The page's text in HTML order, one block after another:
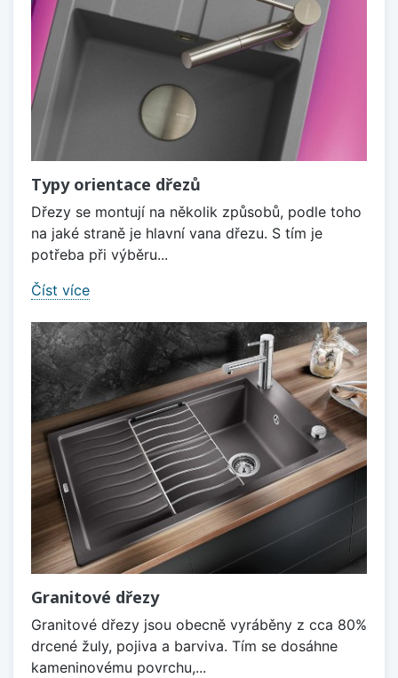
Typy orientace dřezů
Dřezy se montují na několik způsobů, podle toho
na jaké straně je hlavní vana dřezu. S tím je
potřeba při výběru...
Číst více
Granitové dřezy
Granitové dřezy jsou obecně vyráběny z cca 80%
drcené žuly, pojiva a barviva. Tím se dosáhne
kameninovému povrchu,...